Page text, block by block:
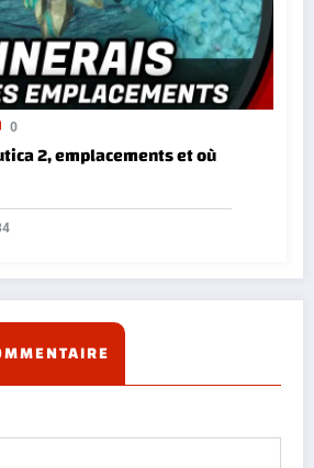
0
2, emplacements et où